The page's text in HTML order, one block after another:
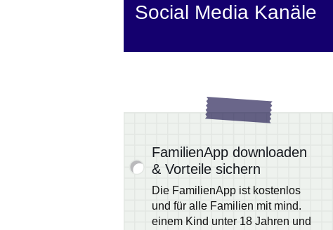
Social Media Kanäle
FamilienApp downloaden
& Vorteile sichern
Die FamilienApp ist kostenlos
und für alle Familien mit mind.
einem Kind unter 18 Jahren und